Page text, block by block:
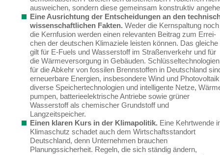
ausweichen, sondern diese gemeinsam konstruktiv
Eine Ausrichtung der Entscheidungen an den
wissenschaftlichen Fakten. Weder die Kernspaltung noch
die Kernfusion werden einen relevanten Beitrag zum Errei­
chen der deutschen Klimaziele leisten können. Das gleiche
gilt für E-Fuels und Wasserstoff im Straßenverkehr und für
die Wärmeversorgung in Gebäuden. Schlüsseltechnologien
für die Abkehr von fossilen Brennstoffen in Deutschland
erneuerbare Energien, insbeson­dere Wind und
diverse Speichertechnologien und intelligente Netze,
pumpen, batterieelektrische Antriebe sowie grüner
Wasserstoff als chemischer Grundstoff und
Langzeitspeicher.
Einen klaren Kurs in der Klimapolitik. Eine Kehrtwende
Klimaschutz schadet auch dem Wirtschaftsstandort
Deutschland, denn Unternehmen brauchen
Planungssicherheit. Regeln, die sich ständig ändern,